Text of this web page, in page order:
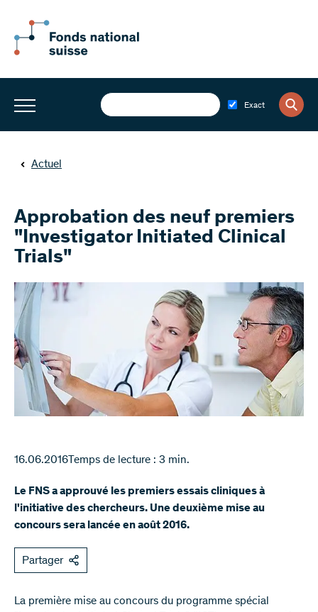
Exact
Actuel
Approbation des neuf premiers
"Investigator Initiated Clinical
Trials"
16.06.2016Temps de lecture : 3 min.
Le FNS a approuvé les premiers essais cliniques à
l'initiative des chercheurs. Une deuxième mise au
concours sera lancée en août 2016.
Partager
La première mise au concours du programme spécial